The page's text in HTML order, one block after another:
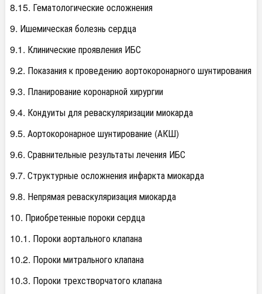
8.15. Гематологические осложнения
9. Ишемическая болезнь сердца
9.1. Клинические проявления ИБС
9.2. Показания к проведению аортокоронарного шунтирования
9.3. Планирование коронарной хирургии
9.4. Кондуиты для реваскуляризации миокарда
9.5. Аортокоронарное шунтирование (АКШ)
9.6. Сравнительные результаты лечения ИБС
9.7. Структурные осложнения инфаркта миокарда
9.8. Непрямая реваскуляризация миокарда
10. Приобретенные пороки сердца
10.1. Пороки аортального клапана
10.2. Пороки митрального клапана
10.3. Пороки трехстворчатого клапана